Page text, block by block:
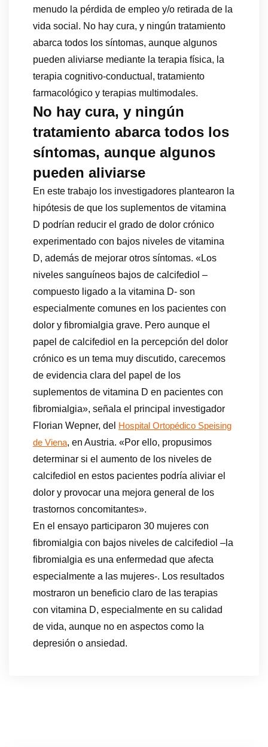
menudo la pérdida de empleo y/o retirada de la
vida social. No hay cura, y ningún tratamiento
abarca todos los síntomas, aunque algunos
pueden aliviarse mediante la terapia física, la
terapia cognitivo-conductual, tratamiento
farmacológico y terapias multimodales.
No hay cura, y ningún
tratamiento abarca todos los
síntomas, aunque algunos
pueden aliviarse
En este trabajo los investigadores plantearon la
hipótesis de que los suplementos de vitamina
D podrían reducir el grado de dolor crónico
experimentado con bajos niveles de vitamina
D, además de mejorar otros síntomas. «Los
niveles sanguíneos bajos de calcifediol –
compuesto ligado a la vitamina D- son
especialmente comunes en los pacientes con
dolor y fibromialgia grave. Pero aunque el
papel de calcifediol en la percepción del dolor
crónico es un tema muy discutido, carecemos
de evidencia clara del papel de los
suplementos de vitamina D en pacientes con
fibromialgia», señala el principal investigador
Florian Wepner, del
Hospital Ortopédico Speising
de Viena, en Austria. «Por ello, propusimos
determinar si el aumento de los niveles de
calcifediol en estos pacientes podría aliviar el
dolor y provocar una mejora general de los
trastornos concomitantes».
En el ensayo participaron 30 mujeres con
fibromialgia con bajos niveles de calcifediol –la
fibromialgia es una enfermedad que afecta
especialmente a las mujeres-. Los resultados
mostraron un beneficio claro de las terapias
con vitamina D, especialmente en su calidad
de vida, aunque no en aspectos como la
depresión o ansiedad.